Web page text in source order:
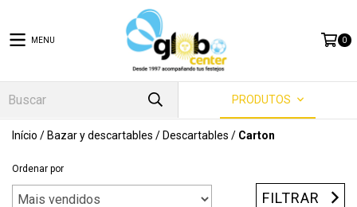
MENU 0
PRODUTOS
Início / Bazar y descartables / Descartables / Carton
Ordenar por
FILTRAR